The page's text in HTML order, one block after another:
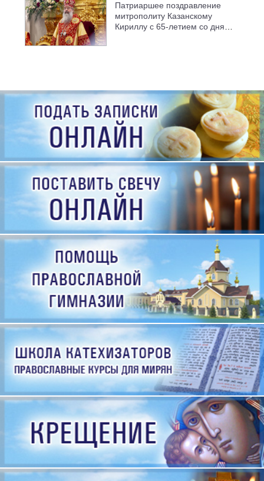
Патриаршее поздравление
митрополиту Казанскому
Кириллу с 65-летием со дня